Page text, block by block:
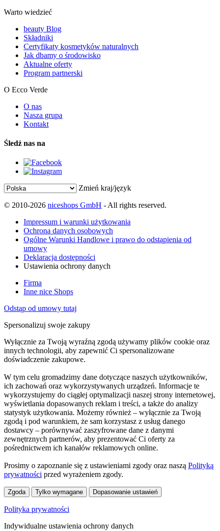
Warto wiedzieć
beauty Blog
Składniki
Certyfikaty kosmetyków naturalnych
Jak dbamy o środowisko
Aktualne oferty
Program partnerski
O Ecco Verde
O nas
Nasza grupa
Kontakt
Śledź nas na
Zmień kraj/język
© 2010-2026 niceshops GmbH - All rights reserved.
Impressum i warunki użytkowania
Ochrona danych osobowych
Ogólne Warunki Handlowe i prawo do odstąpienia od
umowy
Deklaracja dostępności
Ustawienia ochrony danych
Firma
Inne nice Shops
Odstąp od umowy tutaj
Spersonalizuj swoje zakupy
Wyłącznie za Twoją wyraźną zgodą używamy plików cookie oraz
innych technologii, aby zapewnić Ci spersonalizowane
doświadczenie zakupowe.
W tym celu gromadzimy dane dotyczące naszych użytkowników,
ich zachowań oraz wykorzystywanych urządzeń. Informacje te
wykorzystujemy do ciągłej optymalizacji naszej strony internetowej,
wyświetlania dopasowanych reklam i treści, a także do analizy
statystyk użytkowania. Możemy również – wyłącznie za Twoją
zgodą i pod warunkiem, że sam korzystasz z usług danego
dostawcy – porównywać zaszyfrowane dane z danymi
zewnętrznych partnerów, aby prezentować Ci oferty za
pośrednictwem ich kanałów reklamowych online.
Prosimy o zapoznanie się z ustawieniami zgody oraz naszą Polityką
prywatności przed wyrażeniem zgody.
Zgoda Tylko wymagane Dopasowanie ustawień
Polityka prywatności
Indywidualne ustawienia ochrony danych